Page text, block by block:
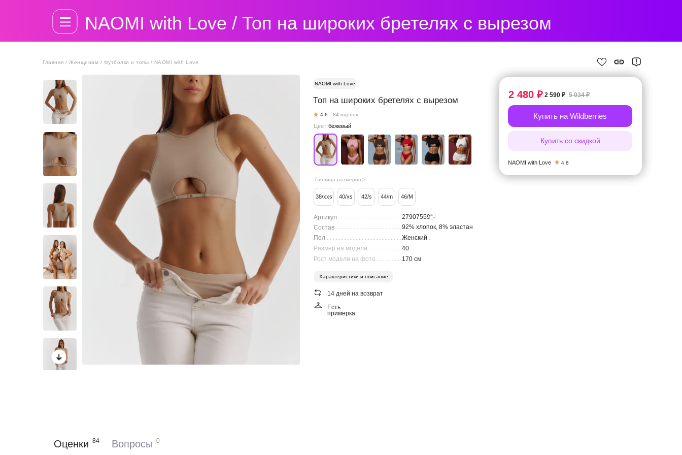
NAOMI with Love / Топ на широких бретелях с вырезом
Топ на широких бретелях с вырезом
Таблица размеров >
14 дней на возврат
Есть
примерка
38/xxs 40/xs 42/s 44/m 46/M
Цвет:бежевый
Главная / Женщинам / Футболки и топы / NAOMI with Love
.........................................................
............................................................
....................................................................
................................
.........................170 см
Пол
Рост модели на фото
40
Размер на модели
Женский
92% хлопок, 8% эластан
279075598
Состав
Артикул
Характеристики и описание
NAOMI with Love
84 оценок
4,6
2 590 ₽
2 480 ₽ 5 034 ₽
Купить на Wildberries
Купить со скидкой
NAOMI with Love 4,8
0
84
Оценки Вопросы